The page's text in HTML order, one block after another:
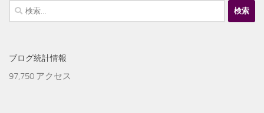
検
索:
ブログ統計情報
97,750 アクセス